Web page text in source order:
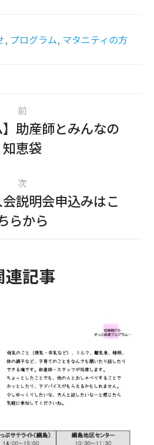
, プログラム, マタニティの方
前
】助産師とみんなの
知恵袋
次
会説明会申込みはこ
らから
連記事